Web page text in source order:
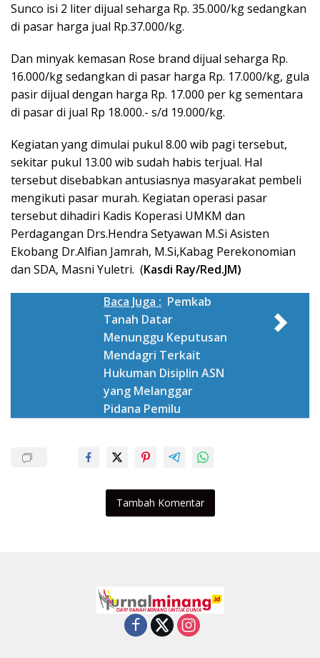
Sunco isi 2 liter dijual seharga Rp. 35.000/kg sedangkan
di pasar harga jual Rp.37.000/kg.
Dan minyak kemasan Rose brand dijual seharga Rp.
16.000/kg sedangkan di pasar harga Rp. 17.000/kg, gula
pasir dijual dengan harga Rp. 17.000 per kg sementara
di pasar di jual Rp 18.000.- s/d 19.000/kg.
Kegiatan yang dimulai pukul 8.00 wib pagi tersebut,
sekitar pukul 13.00 wib sudah habis terjual. Hal
tersebut disebabkan antusiasnya masyarakat pembeli
mengikuti pasar murah. Kegiatan operasi pasar
tersebut dihadiri Kadis Koperasi UMKM dan
Perdagangan Drs.Hendra Setyawan M.Si Asisten
Ekobang Dr.Alfian Jamrah, M.Si,Kabag Perekonomian
dan SDA, Masni Yuletri. (Kasdi Ray/Red.JM)
Baca Juga : Pemkab
Tanah Datar
Menunggu Keputusan
Mendagri Terkait
Hukuman Disiplin ASN
yang Melanggar
Pidana Pemilu
Tambah Komentar